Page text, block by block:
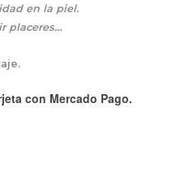
en la piel.
placeres…
con Mercado Pago.